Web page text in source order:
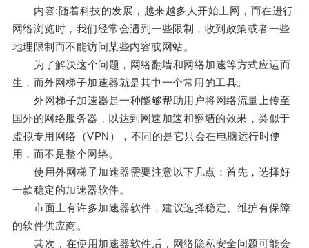
内容:随着科技的发展，越来越多人开始上网，而在进行
网络浏览时，我们经常会遇到一些限制，收到政策或者一些
地理限制而不能访问某些内容或网站。
为了解决这个问题，网络翻墙和网络加速等方式应运而
生，而外网梯子加速器就是其中一个常用的工具。
外网梯子加速器是一种能够帮助用户将网络流量上传至
国外的网络服务器，以达到网速加速和翻墙的效果，类似于
虚拟专用网络（VPN），不同的是它只会在电脑运行时使
用，而不是整个网络。
使用外网梯子加速器需要注意以下几点：首先，选择好
一款稳定的加速器软件。
市面上有许多加速器软件，建议选择稳定、维护有保障
的软件供应商。
其次，在使用加速器软件后，网络隐私安全问题可能会